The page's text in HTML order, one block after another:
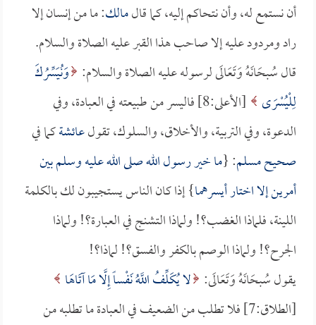
أن نستمع له، وأن نتحاكم إليه، كما قالمالك: ما من إنسان إلا
راد ومردود عليه إلا صاحب هذا القبر عليه الصلاة والسلام.
قال سُبحَانَهُ وَتَعَالَى لرسوله عليه الصلاة والسلام: وَنُيَسِّرُكَ
لِلْيُسْرَى
[الأعلى:8] فاليسر من طبيعته في العبادة، وفي
الدعوة، وفي التربية، والأخلاق، والسلوك، تقولعائشةكما في
صحيح مسلم: {ما خير رسول الله صلى الله عليه وسلم بين
أمرين إلا اختار أيسرهما} إذا كان الناس يستجيبون لك بالكلمة
اللينة، فلماذا الغضب؟! ولماذا التشنج في العبارة؟! ولماذا
الجرح؟! ولماذا الوصم بالكفر والفسق؟! لماذا؟!
يقول سُبحَانَهُ وَتَعَالَى: لا يُكَلِّفُ اللَّهُ نَفْساً إِلَّا مَا آتَاهَا
[الطلاق:7] فلا تطلب من الضعيف في العبادة ما تطلبه من